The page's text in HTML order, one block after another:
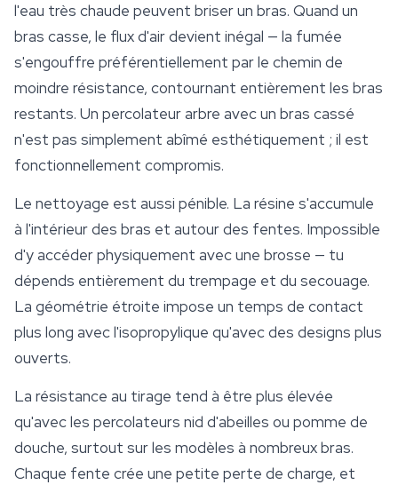
l'eau très chaude peuvent briser un bras. Quand un
bras casse, le flux d'air devient inégal — la fumée
s'engouffre préférentiellement par le chemin de
moindre résistance, contournant entièrement les bras
restants. Un percolateur arbre avec un bras cassé
n'est pas simplement abîmé esthétiquement ; il est
fonctionnellement compromis.
Le nettoyage est aussi pénible. La résine s'accumule
à l'intérieur des bras et autour des fentes. Impossible
d'y accéder physiquement avec une brosse — tu
dépends entièrement du trempage et du secouage.
La géométrie étroite impose un temps de contact
plus long avec l'isopropylique qu'avec des designs plus
ouverts.
La résistance au tirage tend à être plus élevée
qu'avec les percolateurs nid d'abeilles ou pomme de
douche, surtout sur les modèles à nombreux bras.
Chaque fente crée une petite perte de charge, et